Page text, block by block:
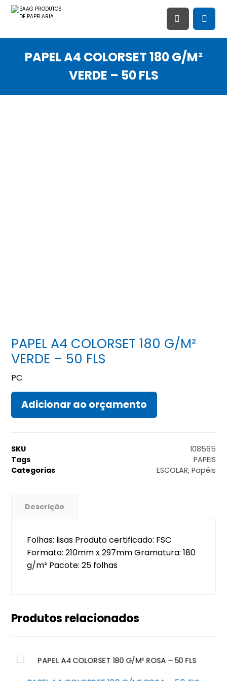
PAPEL A4 COLORSET 180 G/M²
VERDE – 50 FLS
PAPEL A4 COLORSET 180 G/M²
VERDE – 50 FLS
PC
Adicionar ao orçamento
SKU
108565
Tags
PAPEIS
Categorias
ESCOLAR, Papéis
Descrição
Folhas: lisas Produto certificado: FSC
Formato: 210mm x 297mm Gramatura: 180
g/m² Pacote: 25 folhas
Produtos relacionados